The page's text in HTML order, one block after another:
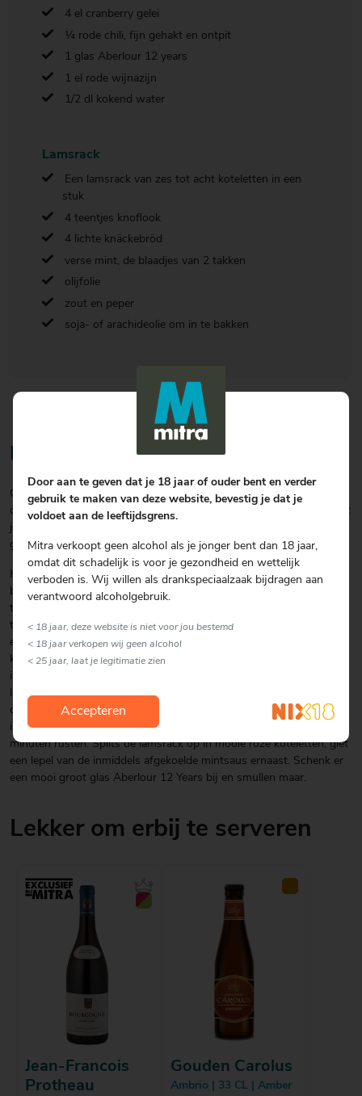
4 el cranberry gelei
¼ rode chili, fijn gehakt en ontpit
1 glas Aberlour 12 years
1 el rode wijnazijn
1/2 dl kokend water
Lamsrack
Een lamsrack van zes tot acht koteletten in een
stuk
4 teentjes knoflook
4 lichte knäckebröd
verse mint, de blaadjes van 2 takken
olijfolie
zout en peper
soja- of arachideolie om in te bakken
Bereiding
Oven voorwarmen op 165 °C. Maak eerst de saus. Meng de whisky,
de wijnazijn en de gelei met kokend water. Als alles is opgelost, giet
je het over de gehakte mint. Meng het met chili, giet het over in een
glazen potje en laat het afkoelen.
Hak voor enkele seconden de knoflook, knäckebröd en mint in een
blender, het moet niet al te fijngemalen zijn. Voeg genoeg olijfolie
toe om er een pasta van te maken. Voeg zout en peper naar smaak
toe. De lamsrack op de vetkant licht insnijden in een ruitjespatroon,
en verdeel de
kruidenpasta over dezelfde kant. Laat het voor tien minuten
intrekken. Een beetje soja- of arachideolie in een pan doen en de
lamsrack op de gekruide kant bakken tot het bruin is. Schuif daarna
de pan met de lamsrack, met de gekruide kant naar boven, de oven
in voor 8-10 minuten. Dek het vervolgens af en laat het voor 5
minuten rusten. Splits de lamsrack op in mooie roze koteletten, giet
een lepel van de inmiddels afgekoelde mintsaus ernaast. Schenk er
een mooi groot glas Aberlour 12 Years bij en smullen maar.
Lekker om erbij te serveren
Jean-Francois
Protheau
Gouden Carolus
Ambrio | 33 CL | Amber
Door aan te geven dat je 18 jaar of ouder bent en verder
gebruik te maken van deze website, bevestig je dat je
voldoet aan de leeftijdsgrens.
Mitra verkoopt geen alcohol als je jonger bent dan 18 jaar,
omdat dit schadelijk is voor je gezondheid en wettelijk
verboden is. Wij willen als drankspeciaalzaak bijdragen aan
verantwoord alcoholgebruik.
< 18 jaar, deze website is niet voor jou bestemd
< 18 jaar verkopen wij geen alcohol
< 25 jaar, laat je legitimatie zien
Accepteren